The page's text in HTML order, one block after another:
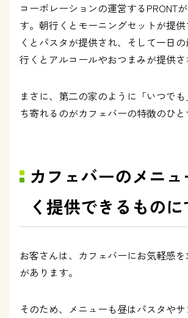
コーポレーションの運営するPRONT
す。朝行くとモーニングセットが提
くとパスタが提供され、そして一日
行くとアルコールやおつまみが提供さ
まさに、第二の家のように「いつで
ち寄れるのがカフェバーの特徴のひと
カフェバーのメニ
く提供できるものに
お客さんは、カフェバーにお気軽感
があります。
そのため、メニューも昼はパスタや